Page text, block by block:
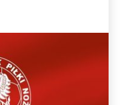
oraz
Kadry
2009 i 2011
Błękitnych